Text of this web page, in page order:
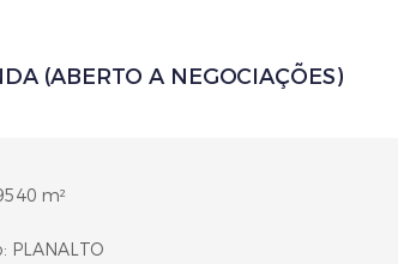
(ABERTO A NEGOCIAÇÕES)
m²
PLANALTO